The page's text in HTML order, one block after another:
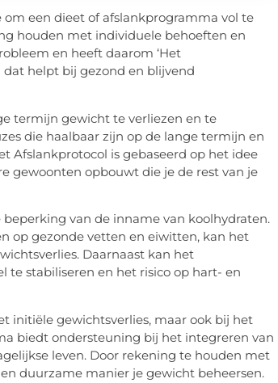
een dieet of afslankprogramma vol te
houden met individuele behoeften en
en heeft daarom ‘Het
helpt bij gezond en blijvend
termijn gewicht te verliezen en te
die haalbaar zijn op de lange termijn en
Afslankprotocol is gebaseerd op het idee
gewoonten opbouwt die je de rest van je
van de inname van koolhydraten.
op gezonde vetten en eiwitten, kan het
Daarnaast kan het
te stabiliseren en het risico op hart- en
initiële gewichtsverlies, maar ook bij het
biedt ondersteuning bij het integreren van
leven. Door rekening te houden met
duurzame manier je gewicht beheersen.